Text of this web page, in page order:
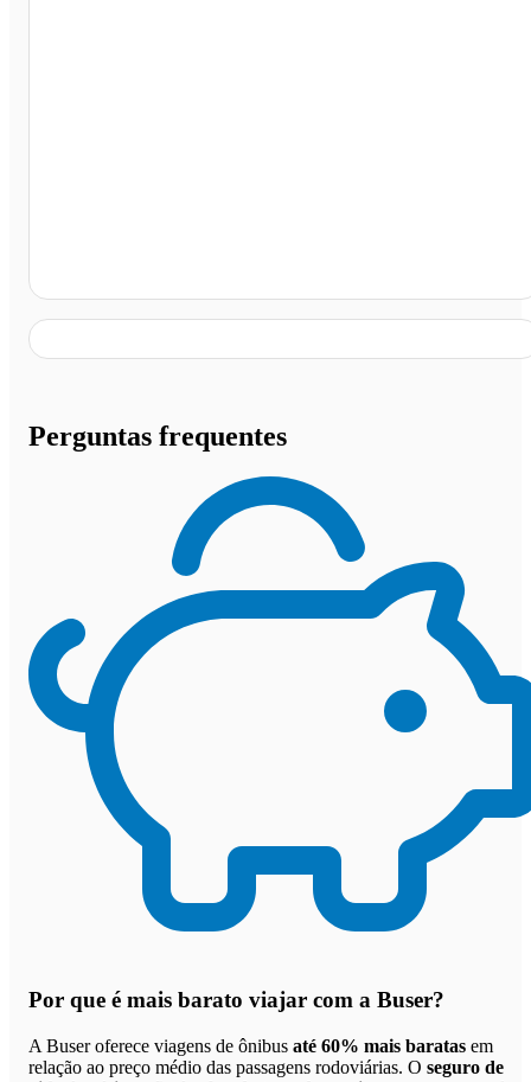
Perguntas frequentes
Por que é mais barato viajar com a Buser?
A Buser oferece viagens de ônibus até 60% mais baratas em
relação ao preço médio das passagens rodoviárias. O seguro de